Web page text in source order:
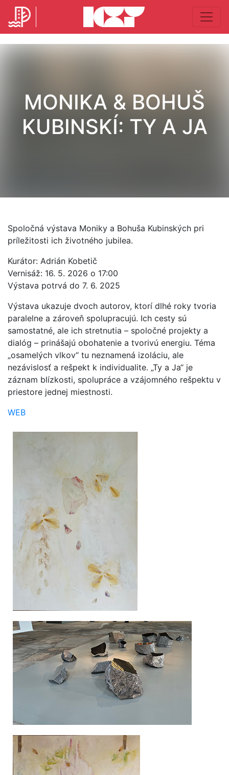
MONIKA & BOHUŠ
KUBINSKÍ: TY A JA
Spoločná výstava Moniky a Bohuša Kubinských pri
príležitosti ich životného jubilea.
Kurátor: Adrián Kobetič
Vernisáž: 16. 5. 2026 o 17:00
Výstava potrvá do 7. 6. 2025
Výstava ukazuje dvoch autorov, ktorí dlhé roky tvoria
paralelne a zároveň spolupracujú. Ich cesty sú
samostatné, ale ich stretnutia – spoločné projekty a
dialóg – prinášajú obohatenie a tvorivú energiu. Téma
„osamelých vlkov“ tu neznamená izoláciu, ale
nezávislosť a rešpekt k individualite. „Ty a Ja“ je
záznam blízkosti, spolupráce a vzájomného rešpektu v
priestore jednej miestnosti.
WEB